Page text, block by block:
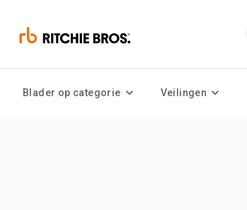
Blader op categorie Veilingen